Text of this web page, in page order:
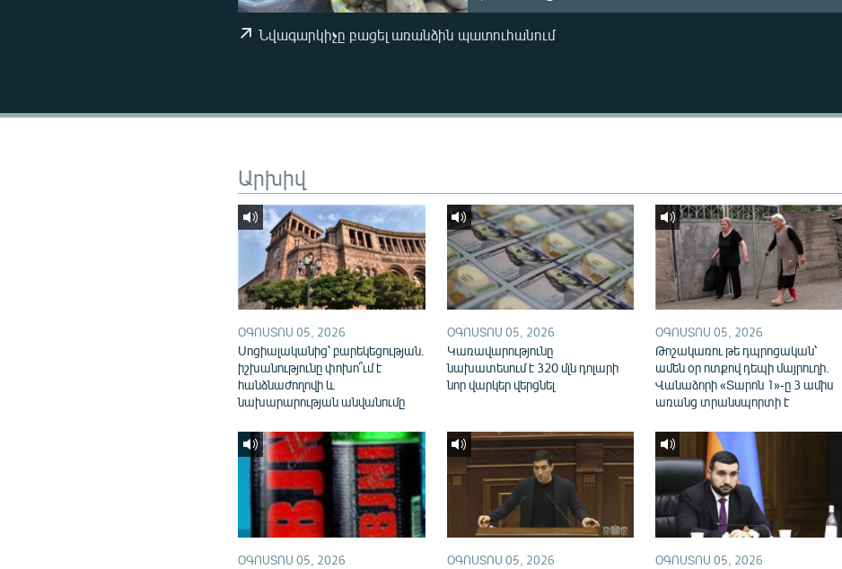
Նվագարկիչը բացել առանձին պատուհանում
Արխիվ
ՕԳՈՍՏՈՍ 05, 2026
Սոցիալականից՝ բարեկեցության.
իշխանությունը փոխո՞ւմ է
հանձնաժողովի և
նախարարության անվանումը
ՕԳՈՍՏՈՍ 05, 2026
Կառավարությունը
նախատեսում է 320 մլն դոլարի
նոր վարկեր վերցնել
ՕԳՈՍՏՈՍ 05, 2026
Թոշակառու թե դպրոցական՝
ամեն օր ոտքով դեպի մայրուղի.
Վանաձորի «Տարոն 1»-ը 3 ամիս
առանց տրանսպորտի է
ՕԳՈՍՏՈՍ 05, 2026 ՕԳՈՍՏՈՍ 05, 2026 ՕԳՈՍՏՈՍ 05, 2026